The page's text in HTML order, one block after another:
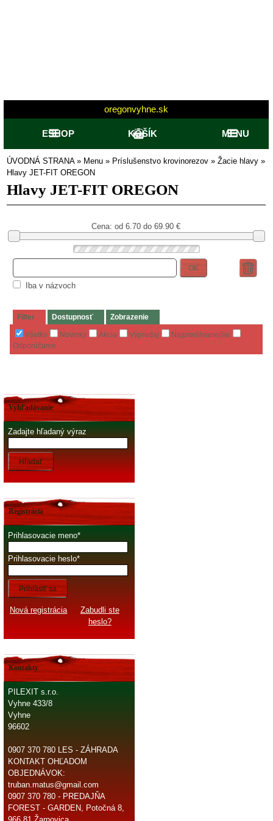
oregonvyhne.sk
ESHOP KOŠÍK MENU
ÚVODNÁ STRANA» Menu » Príslušenstvo krovinorezov » Žacie hlavy »
Hlavy JET-FIT OREGON
Hlavy JET-FIT OREGON
Cena: od 6.70 do 69.90 €
OK
Iba v názvoch
Filter Dostupnosť Zobrazenie
Všetko Novinky Akcia Výpredaj
Najpredávanejšie
Odporúčame
Vyhľadávanie
Zadajte hľadaný výraz
Hľadať
Registrácia
Prihlasovacie meno
Prihlasovacie heslo
Prihlásiť sa
Nová registrácia
Zabudli ste
heslo?
Kontakty
PILEXIT s.r.o.
Vyhne 433/8
Vyhne
96602
0907 370 780 LES - ZÁHRADA
KONTAKT OHĽADOM
OBJEDNÁVOK:
truban.matus@gmail.com
0907 370 780 - PREDAJŇA
FOREST - GARDEN, Potočná 8,